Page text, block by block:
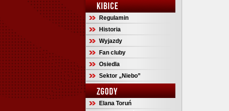
KIBICE
Regulamin
Historia
Wyjazdy
Fan cluby
Osiedla
Sektor „Niebo”
ZGODY
Elana Toruń